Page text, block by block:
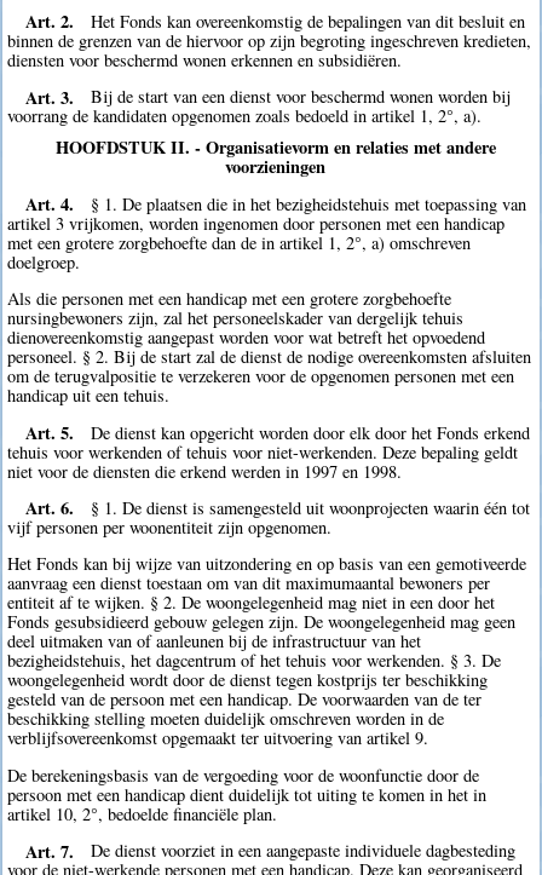
Art. 2.
Het Fonds kan overeenkomstig de bepalingen van dit besluit en
binnen de grenzen van de hiervoor op zijn begroting ingeschreven kredieten,
diensten voor beschermd wonen erkennen en subsidiëren.
Art. 3.
Bij de start van een dienst voor beschermd wonen worden bij
voorrang de kandidaten opgenomen zoals bedoeld in artikel 1, 2°, a).
HOOFDSTUK II. - Organisatievorm en relaties met andere
voorzieningen
Art. 4.
§ 1. De plaatsen die in het bezigheidstehuis met toepassing van
artikel 3 vrijkomen, worden ingenomen door personen met een handicap
met een grotere zorgbehoefte dan de in artikel 1, 2°, a) omschreven
doelgroep.
Als die personen met een handicap met een grotere zorgbehoefte
nursingbewoners zijn, zal het personeelskader van dergelijk tehuis
dienovereenkomstig aangepast worden voor wat betreft het opvoedend
personeel. § 2. Bij de start zal de dienst de nodige overeenkomsten afsluiten
om de terugvalpositie te verzekeren voor de opgenomen personen met een
handicap uit een tehuis.
Art. 5.
De dienst kan opgericht worden door elk door het Fonds erkend
tehuis voor werkenden of tehuis voor niet-werkenden. Deze bepaling geldt
niet voor de diensten die erkend werden in 1997 en 1998.
Art. 6.
§ 1. De dienst is samengesteld uit woonprojecten waarin één tot
vijf personen per woonentiteit zijn opgenomen.
Het Fonds kan bij wijze van uitzondering en op basis van een gemotiveerde
aanvraag een dienst toestaan om van dit maximumaantal bewoners per
entiteit af te wijken. § 2. De woongelegenheid mag niet in een door het
Fonds gesubsidieerd gebouw gelegen zijn. De woongelegenheid mag geen
deel uitmaken van of aanleunen bij de infrastructuur van het
bezigheidstehuis, het dagcentrum of het tehuis voor werkenden. § 3. De
woongelegenheid wordt door de dienst tegen kostprijs ter beschikking
gesteld van de persoon met een handicap. De voorwaarden van de ter
beschikking stelling moeten duidelijk omschreven worden in de
verblijfsovereenkomst opgemaakt ter uitvoering van artikel 9.
De berekeningsbasis van de vergoeding voor de woonfunctie door de
persoon met een handicap dient duidelijk tot uiting te komen in het in
artikel 10, 2°, bedoelde financiële plan.
Art. 7.
De dienst voorziet in een aangepaste individuele dagbesteding
voor de niet-werkende personen met een handicap. Deze kan georganiseerd